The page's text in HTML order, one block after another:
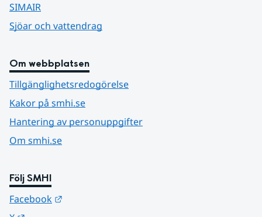
SIMAIR
Sjöar och vattendrag
Om webbplatsen
Tillgänglighetsredogörelse
Kakor på smhi.se
Hantering av personuppgifter
Om smhi.se
Följ SMHI
Facebook